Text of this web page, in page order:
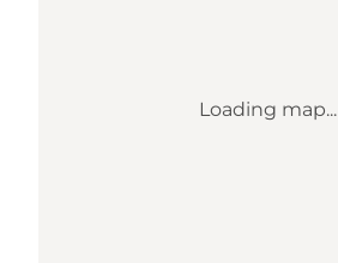
Loading map...